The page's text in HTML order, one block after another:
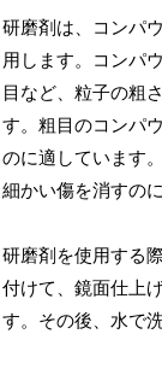
研磨剤は、コンパ
用します。コンパ
目など、粒子の粗
す。粗目のコンパ
のに適しています
細かい傷を消すの
研磨剤を使用する
付けて、鏡面仕上
す。その後、水で